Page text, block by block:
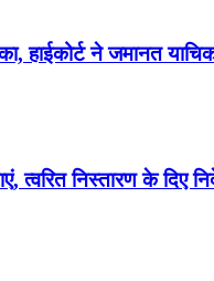
हाईकोर्ट ने जमानत
निस्तारण के दिए